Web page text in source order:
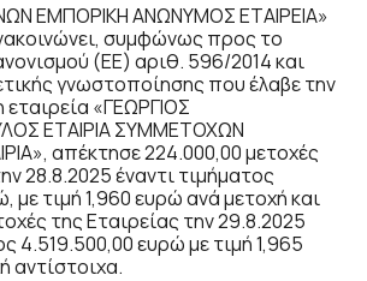
ΕΜΠΟΡΙΚΗ ΑΝΩΝΥΜΟΣ ΕΤΑΙΡΕΙΑ»
συμφώνως προς το
(ΕΕ) αριθ. 596/2014 και
γνωστοποίησης που έλαβε την
εταιρεία «ΓΕΩΡΓΙΟΣ
ΕΤΑΙΡΙΑ ΣΥΜΜΕΤΟΧΩΝ
απέκτησε 224.000,00 μετοχές
28.8.2025 έναντι τιμήματος
με τιμή 1,960 ευρώ ανά μετοχή και
της Εταιρείας την 29.8.2025
4.519.500,00 ευρώ με τιμή 1,965
αντίστοιχα.